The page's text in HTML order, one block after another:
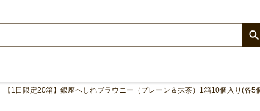
【1日限定20箱】銀座へしれブラウニー（プレーン＆抹茶）1箱10個入り(各5